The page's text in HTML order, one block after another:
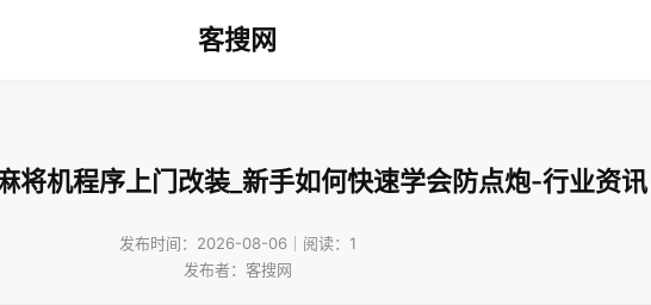
客搜网
将机程序上门改装_新手如何快速学会防点炮-行业资讯
发布时间：2026-08-06｜阅读：1
发布者：客搜网